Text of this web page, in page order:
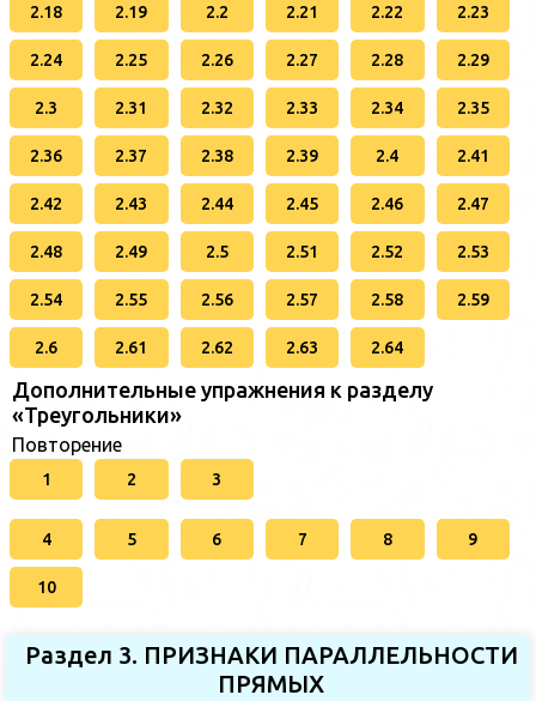
2.18 2.19 2.2 2.21 2.22 2.23
2.24 2.25 2.26 2.27 2.28 2.29
2.3 2.31 2.32 2.33 2.34 2.35
2.36 2.37 2.38 2.39 2.4 2.41
2.42 2.43 2.44 2.45 2.46 2.47
2.48 2.49 2.5 2.51 2.52 2.53
2.54 2.55 2.56 2.57 2.58 2.59
2.6 2.61 2.62 2.63 2.64
Дополнительные упражнения к разделу
«Треугольники»
Повторение
1 2 3
4 5 6 7 8 9
10
Раздел 3. ПРИЗНАКИ ПАРАЛЛЕЛЬНОСТИ
ПРЯМЫХ